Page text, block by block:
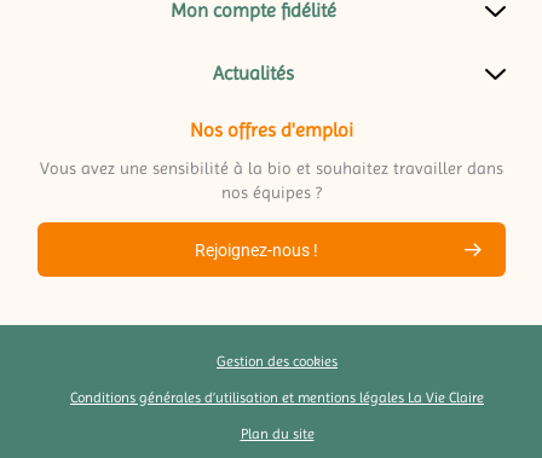
Mon compte fidélité
Actualités
Nos offres d'emploi
Vous avez une sensibilité à la bio et souhaitez travailler dans
nos équipes ?
Rejoignez-nous !
Gestion des cookies
Conditions générales d’utilisation et mentions légales La Vie Claire
Plan du site